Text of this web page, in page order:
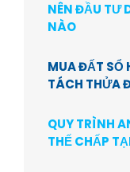
NÊN ĐẦU TƯ
NÀO
MUA ĐẤT SỔ
TÁCH THỬA
QUY TRÌNH
THẾ CHẤP